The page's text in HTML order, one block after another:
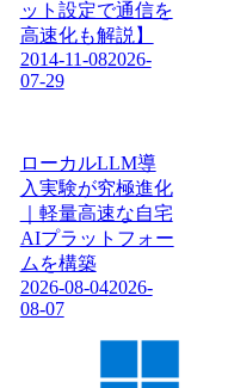
ット設定で通信を
高速化も解説】
2014-11-082026-
07-29
ローカルLLM導
入実験が究極進化
｜軽量高速な自宅
AIプラットフォー
ムを構築
2026-08-042026-
08-07